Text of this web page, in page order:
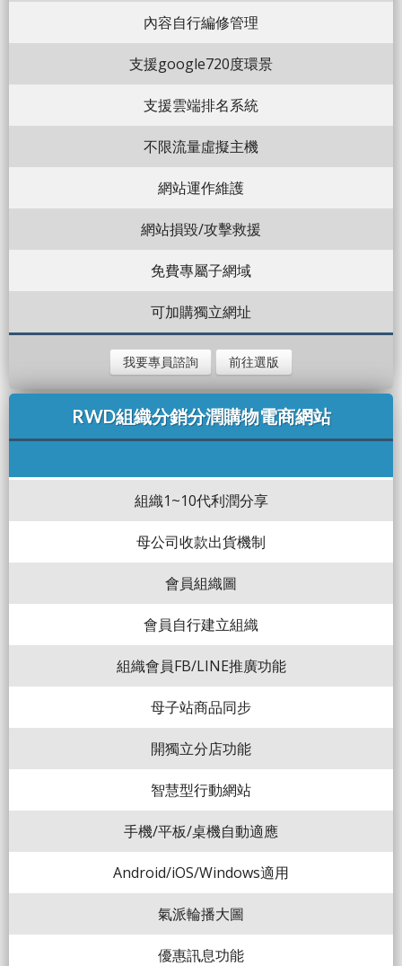
內容自行編修管理
支援google720度環景
支援雲端排名系統
不限流量虛擬主機
網站運作維護
網站損毀/攻擊救援
免費專屬子網域
可加購獨立網址
我要專員諮詢 前往選版
RWD組織分銷分潤購物電商網站
組織1~10代利潤分享
母公司收款出貨機制
會員組織圖
會員自行建立組織
組織會員FB/LINE推廣功能
母子站商品同步
開獨立分店功能
智慧型行動網站
手機/平板/桌機自動適應
Android/iOS/Windows適用
氣派輪播大圖
優惠訊息功能